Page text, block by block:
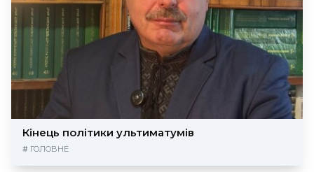
Кінець політики ультиматумів
# ГОЛОВНЕ